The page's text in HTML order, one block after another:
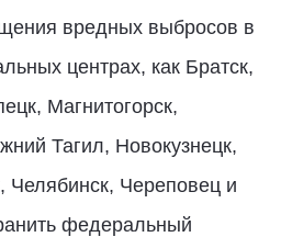
вредных выбросов в
центрах, как Братск,
Магнитогорск,
Тагил, Новокузнецк,
Челябинск, Череповец и
федеральный